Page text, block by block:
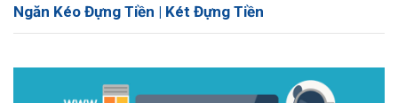
Ngăn Kéo Đựng Tiền | Két Đựng Tiền